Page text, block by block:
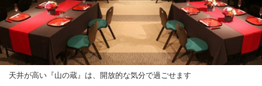
天井が高い『山の蔵』は、開放的な気分で過ごせます